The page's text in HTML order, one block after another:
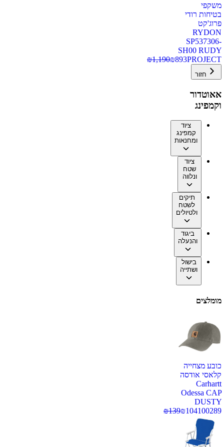
משקפי
בטיחות רודי
פרוג'קט
RYDON
SP537306-
SH00 RUDY
PROJECT
₪893
₪1,190
חזור
אאוטדור
וקמפינג
ציוד
קמפינג
ומחנאות
ציוד
שטח
ונלווה
תיקים
לשטח
ולטיולים
ביגוד
והנעלה
בישול
ושתייה
מומלצים
כובע מצחייה
קלאסי אודסה
Carhartt
Odessa CAP
DUSTY
100289
₪104
₪139